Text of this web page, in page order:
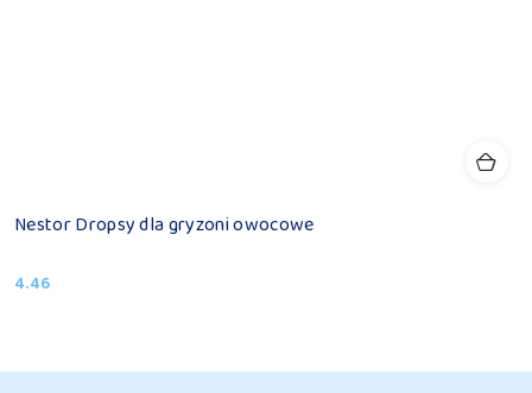
Nestor Dropsy dla gryzoni owocowe
Cena:
4.46